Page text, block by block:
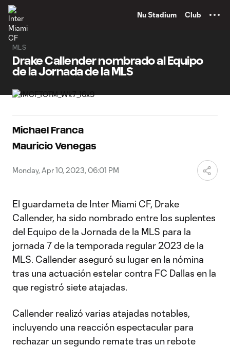
Nu Stadium Club
MLS
Drake Callender nombrado al Equipo
de la Jornada de la MLS
Michael Franca
Mauricio Venegas
Monday, Apr 10, 2023, 06:01 PM
El guardameta de Inter Miami CF, Drake
Callender, ha sido nombrado entre los suplentes
del Equipo de la Jornada de la MLS para la
jornada 7 de la temporada regular 2023 de la
MLS. Callender aseguró su lugar en la nómina
tras una actuación estelar contra FC Dallas en la
que registró siete atajadas.
Callender realizó varias atajadas notables,
incluyendo una reacción espectacular para
rechazar un segundo remate tras un rebote